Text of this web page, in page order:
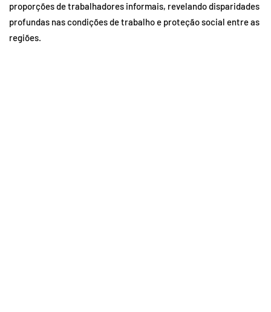
proporções de trabalhadores informais, revelando disparidades
profundas nas condições de trabalho e proteção social entre as
regiões.